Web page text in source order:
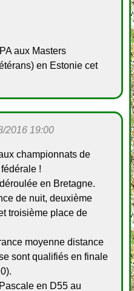
aux Masters
en Estonie cet
2016 19:00
championnats de
!
en Bretagne.
de nuit, deuxième
troisième place de
moyenne distance
sont qualifiés en finale
en D55 au